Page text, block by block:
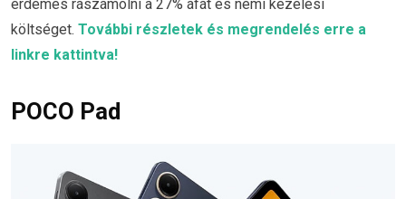
érdemes rászámolni a 27% áfát és némi kezelési
költséget. További részletek és megrendelés erre a
linkre kattintva!
POCO Pad